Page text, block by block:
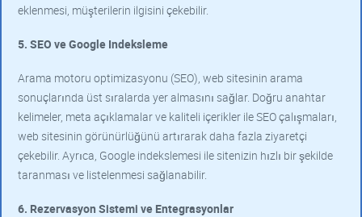
eklenmesi, müşterilerin ilgisini çekebilir.
5. SEO ve Google Indeksleme
Arama motoru optimizasyonu (SEO), web sitesinin arama
sonuçlarında üst sıralarda yer almasını sağlar. Doğru anahtar
kelimeler, meta açıklamalar ve kaliteli içerikler ile SEO çalışmaları,
web sitesinin görünürlüğünü artırarak daha fazla ziyaretçi
çekebilir. Ayrıca, Google indekslemesi ile sitenizin hızlı bir şekilde
taranması ve listelenmesi sağlanabilir.
6. Rezervasyon Sistemi ve Entegrasyonlar